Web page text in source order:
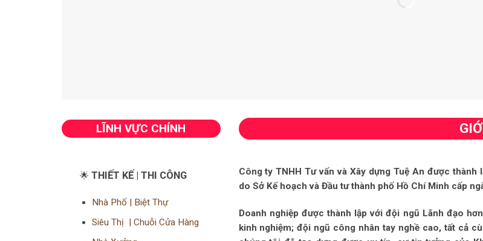
LĨNH VỰC CHÍNH
🌟 THIẾT KẾ | THI CÔNG
Nhà Phố | Biệt Thự
Siêu Thị | Chuỗi Cửa Hàng
Công ty TNHH Tư vấn và Xây dựng Tuệ An được
do Sở Kế hoạch và Đầu tư thành phố Hồ Chí Minh cấp
Doanh nghiệp được thành lập với đội ngũ Lãnh đạo
kinh nghiệm; đội ngũ công nhân tay nghề cao, tất cả